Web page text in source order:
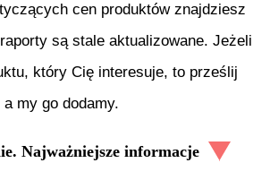
cen produktów znajdziesz
są stale aktualizowane. Jeżeli
który Cię interesuje, to prześlij
my go dodamy.
Najważniejsze informacje